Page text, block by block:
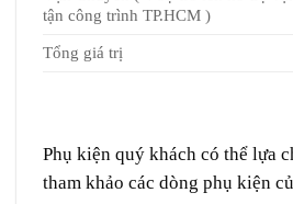
tận công trình TP.HCM )
Tổng giá trị
Phụ kiện quý khách có thể lựa
tham khảo các dòng phụ kiện